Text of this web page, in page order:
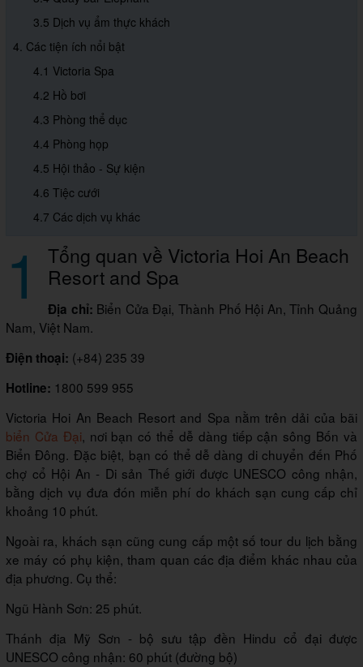
3.5 Dịch vụ ẩm thực khách
4. Các tiện ích nổi bật
4.1 Victoria Spa
4.2 Hồ bơi
4.3 Phòng thể dục
4.4 Phòng họp
4.5 Hội thảo - Sự kiện
4.6 Tiệc cưới
4.7 Các dịch vụ khác
1 Tổng quan về Victoria Hoi An Beach
Resort and Spa
Địa chỉ: Biển Cửa Đại, Thành Phố Hội An, Tỉnh Quảng
Nam, Việt Nam.
Điện thoại: (+84) 235 39
Hotline: 1800 599 955
Victoria Hoi An Beach Resort and Spa nằm trên dải của bãi
biển Cửa Đại, nơi bạn có thể dễ dàng tiếp cận sông Bốn và
Biển Đông. Đặc biệt, bạn có thể dễ dàng di chuyển đến Phố
chợ cổ Hội An - Di sản Thế giới được UNESCO công nhận,
bằng dịch vụ đưa đón miễn phí do khách sạn cung cấp chỉ
khoảng 10 phút.
Ngoài ra, khách sạn cũng cung cấp một số tour du lịch bằng
xe máy có phụ kiện, tham quan các địa điểm khác nhau của
địa phương. Cụ thể:
Ngũ Hành Sơn: 25 phút.
Thánh địa Mỹ Sơn - bộ sưu tập đền Hindu cổ đại được
UNESCO công nhận: 60 phút (đường bộ)